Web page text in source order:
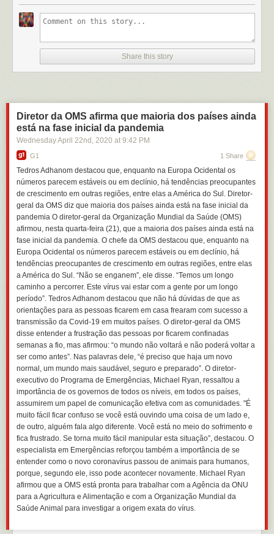
Share this story
Diretor da OMS afirma que maioria dos países ainda
está na fase inicial da pandemia
Wednesday April 22nd , 2020 at 9:42 PM
G1 1 Share
Tedros Adhanom destacou que, enquanto na Europa Ocidental os
números parecem estáveis ou em declínio, há tendências preocupantes
de crescimento em outras regiões, entre elas a América do Sul. Diretor-
geral da OMS diz que maioria dos países ainda está na fase inicial da
pandemia O diretor-geral da Organização Mundial da Saúde (OMS)
afirmou, nesta quarta-feira (21), que a maioria dos países ainda está na
fase inicial da pandemia. O chefe da OMS destacou que, enquanto na
Europa Ocidental os números parecem estáveis ou em declínio, há
tendências preocupantes de crescimento em outras regiões, entre elas
a América do Sul. “Não se enganem”, ele disse. “Temos um longo
caminho a percorrer. Este vírus vai estar com a gente por um longo
período”. Tedros Adhanom destacou que não há dúvidas de que as
orientações para as pessoas ficarem em casa frearam com sucesso a
transmissão da Covid-19 em muitos países. O diretor-geral da OMS
disse entender a frustração das pessoas por ficarem confinadas
semanas a fio, mas afirmou: “o mundo não voltará e não poderá voltar a
ser como antes”. Nas palavras dele, “é preciso que haja um novo
normal, um mundo mais saudável, seguro e preparado”. O diretor-
executivo do Programa de Emergências, Michael Ryan, ressaltou a
importância de os governos de todos os níveis, em todos os países,
assumirem um papel de comunicação efetiva com as comunidades. "É
muito fácil ficar confuso se você está ouvindo uma coisa de um lado e,
de outro, alguém fala algo diferente. Você está no meio do sofrimento e
fica frustrado. Se torna muito fácil manipular esta situação”, destacou. O
especialista em Emergências reforçou também a importância de se
entender como o novo coronavírus passou de animais para humanos,
porque, segundo ele, isso pode acontecer novamente. Michael Ryan
afirmou que a OMS está pronta para trabalhar com a Agência da ONU
para a Agricultura e Alimentação e com a Organização Mundial da
Saúde Animal para investigar a origem exata do vírus.